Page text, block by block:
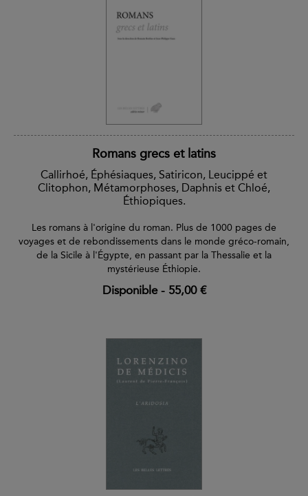
Romans grecs et latins
Callirhoé, Éphésiaques, Satiricon, Leucippé et
Clitophon, Métamorphoses, Daphnis et Chloé,
Éthiopiques.
Les romans à l'origine du roman. Plus de 1000 pages de
voyages et de rebondissements dans le monde gréco-romain,
de la Sicile à l'Égypte, en passant par la Thessalie et la
mystérieuse Éthiopie.
Disponible- 55,00 €